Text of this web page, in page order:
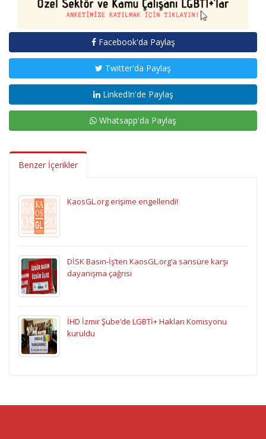
Facebook'da Paylaş
Twitter'da Paylaş
LinkedIn'de Paylaş
Whatsapp'da Paylaş
Benzer İçerikler
KaosGL.org erişime engellendi!
DİSK Basın-İş’ten KaosGL.org’a sansüre karşı
dayanışma çağrısı
İHD İzmir Şube’de LGBTİ+ Hakları Komisyonu
kuruldu